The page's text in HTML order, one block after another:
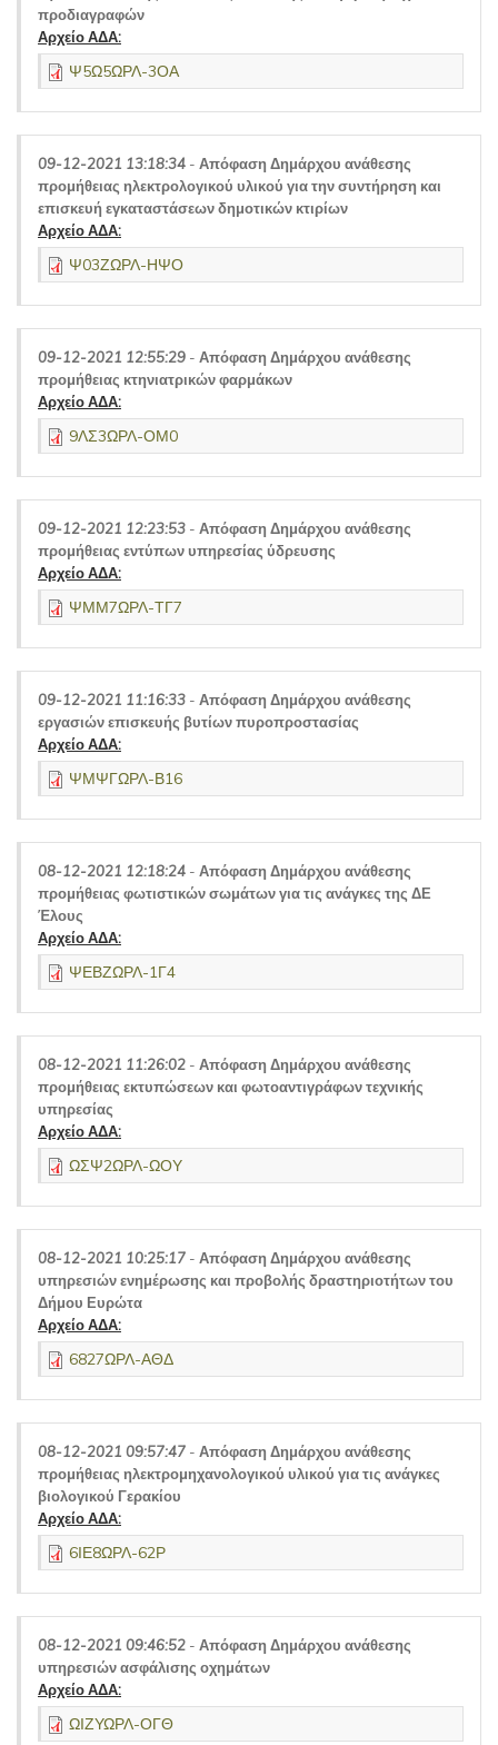
προδιαγραφών
Αρχείο ΑΔΑ:
Ψ5Ω5ΩΡΛ-3ΟΑ
09-12-2021 13:18:34 - Απόφαση Δημάρχου ανάθεσης
προμήθειας ηλεκτρολογικού υλικού για την συντήρηση και
επισκευή εγκαταστάσεων δημοτικών κτιρίων
Αρχείο ΑΔΑ:
Ψ03ΖΩΡΛ-ΗΨΟ
09-12-2021 12:55:29 - Απόφαση Δημάρχου ανάθεσης
προμήθειας κτηνιατρικών φαρμάκων
Αρχείο ΑΔΑ:
9ΛΣ3ΩΡΛ-ΟΜ0
09-12-2021 12:23:53 - Απόφαση Δημάρχου ανάθεσης
προμήθειας εντύπων υπηρεσίας ύδρευσης
Αρχείο ΑΔΑ:
ΨΜΜ7ΩΡΛ-ΤΓ7
09-12-2021 11:16:33 - Απόφαση Δημάρχου ανάθεσης
εργασιών επισκευής βυτίων πυροπροστασίας
Αρχείο ΑΔΑ:
ΨΜΨΓΩΡΛ-Β16
08-12-2021 12:18:24 - Απόφαση Δημάρχου ανάθεσης
προμήθειας φωτιστικών σωμάτων για τις ανάγκες της ΔΕ
Έλους
Αρχείο ΑΔΑ:
ΨΕΒΖΩΡΛ-1Γ4
08-12-2021 11:26:02 - Απόφαση Δημάρχου ανάθεσης
προμήθειας εκτυπώσεων και φωτοαντιγράφων τεχνικής
υπηρεσίας
Αρχείο ΑΔΑ:
ΩΣΨ2ΩΡΛ-ΩΟΥ
08-12-2021 10:25:17 - Απόφαση Δημάρχου ανάθεσης
υπηρεσιών ενημέρωσης και προβολής δραστηριοτήτων του
Δήμου Ευρώτα
Αρχείο ΑΔΑ:
6827ΩΡΛ-ΑΘΔ
08-12-2021 09:57:47 - Απόφαση Δημάρχου ανάθεσης
προμήθειας ηλεκτρομηχανολογικού υλικού για τις ανάγκες
βιολογικού Γερακίου
Αρχείο ΑΔΑ:
6ΙΕ8ΩΡΛ-62Ρ
08-12-2021 09:46:52 - Απόφαση Δημάρχου ανάθεσης
υπηρεσιών ασφάλισης οχημάτων
Αρχείο ΑΔΑ:
ΩΙΖΥΩΡΛ-ΟΓΘ